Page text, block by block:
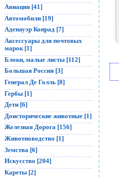
Авиация [41]
Автомобили [19]
Аденауэр Конрад [7]
Аксессуары для почтовых
марок [1]
Блоки, малые листы [112]
Большая Россия [3]
Генерал Де Голль [8]
Гербы [1]
Дети [6]
Доисторические животные [1]
Железная Дорога [156]
Животноводство [1]
Земства [6]
Искусство [204]
Кареты [2]